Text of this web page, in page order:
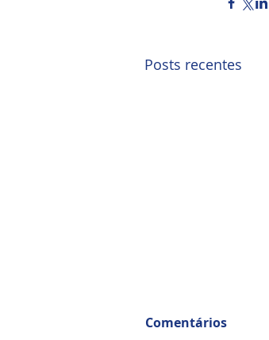
Posts recentes
Comentários